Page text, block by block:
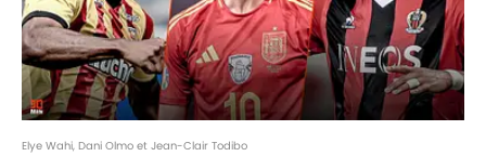
Elye Wahi, Dani Olmo et Jean-Clair Todibo